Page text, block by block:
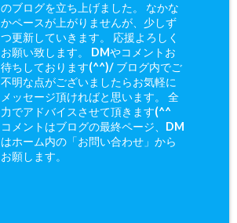
のブログを立ち上げました。 なかな
かペースが上がりませんが、少しず
つ更新していきます。 応援よろしく
お願い致します。 DMやコメントお
待ちしております(^^)/ ブログ内でご
不明な点がございましたらお気軽に
メッセージ頂ければと思います。 全
力でアドバイスさせて頂きます(^^ゞ
コメントはブログの最終ページ、DM
はホーム内の「お問い合わせ」から
お願します。